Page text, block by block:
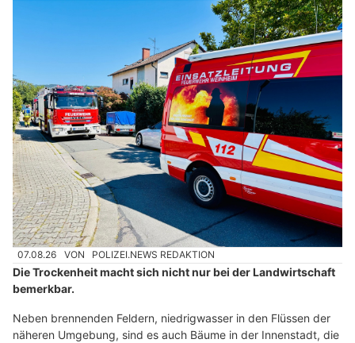
07.08.26 VON POLIZEI.NEWS REDAKTION
Die Trockenheit macht sich nicht nur bei der Landwirtschaft
bemerkbar.
Neben brennenden Feldern, niedrigwasser in den Flüssen der
näheren Umgebung, sind es auch Bäume in der Innenstadt, die